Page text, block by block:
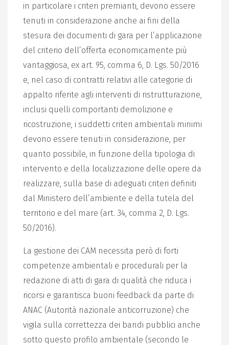
in particolare i criteri premianti, devono essere
tenuti in considerazione anche ai fini della
stesura dei documenti di gara per l’applicazione
del criterio dell’offerta economicamente più
vantaggiosa, ex art. 95, comma 6, D. Lgs. 50/2016
e, nel caso di contratti relativi alle categorie di
appalto riferite agli interventi di ristrutturazione,
inclusi quelli comportanti demolizione e
ricostruzione, i suddetti criteri ambientali minimi
devono essere tenuti in considerazione, per
quanto possibile, in funzione della tipologia di
intervento e della localizzazione delle opere da
realizzare, sulla base di adeguati criteri definiti
dal Ministero dell’ambiente e della tutela del
territorio e del mare (art. 34, comma 2, D. Lgs.
50/2016).
La gestione dei CAM necessita però di forti
competenze ambientali e procedurali per la
redazione di atti di gara di qualità che riduca i
ricorsi e garantisca buoni feedback da parte di
ANAC (Autorità nazionale anticorruzione) che
vigila sulla correttezza dei bandi pubblici anche
sotto questo profilo ambientale (secondo le